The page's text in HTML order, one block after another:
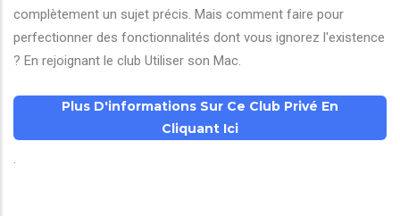
complètement un sujet précis. Mais comment faire pour
perfectionner des fonctionnalités dont vous ignorez l'existence
? En rejoignant le club Utiliser son Mac.
Plus D'informations Sur Ce Club Privé En
Cliquant Ici
.